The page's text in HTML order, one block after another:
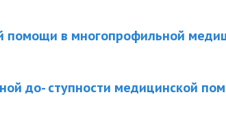
помощи в многопрофильной
до- ступности медицинской